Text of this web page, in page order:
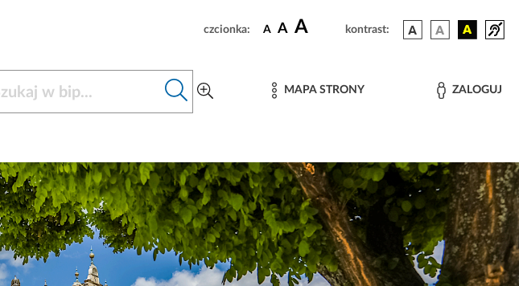
czcionka: A A A kontrast:
MAPA STRONY ZALOGUJ